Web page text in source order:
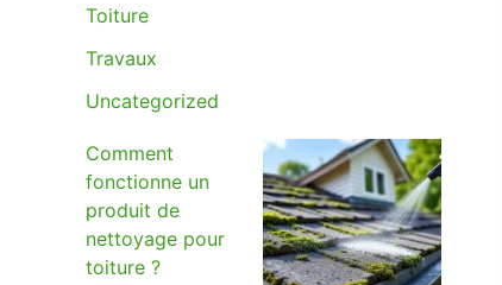
Toiture
Travaux
Uncategorized
Comment
fonctionne un
produit de
nettoyage pour
toiture ?